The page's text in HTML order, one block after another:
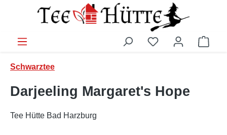
Zum Hauptinhalt springen
Schwarztee
Darjeeling Margaret's Hope
Tee Hütte Bad Harzburg